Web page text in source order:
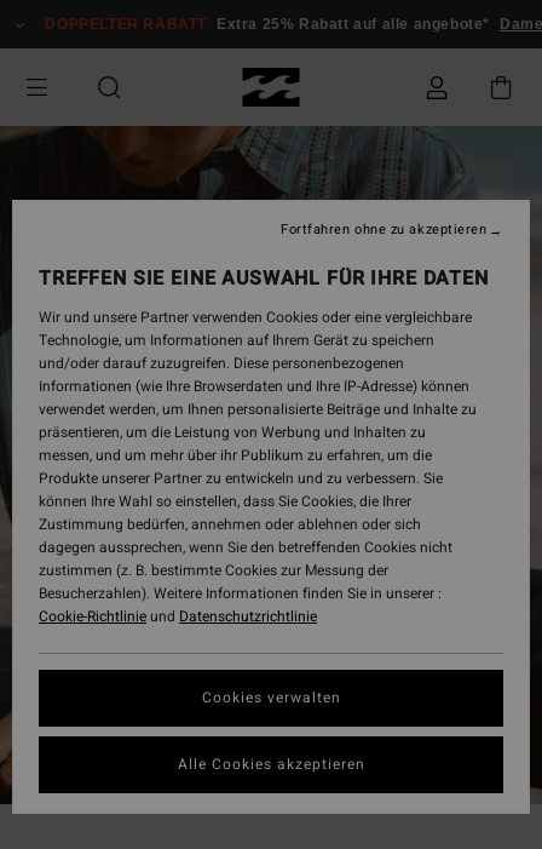
zur
springen
DOPPELTER RABATT Extra 25% Rabatt auf alle angebote* Damen
TREFFEN SIE EINE AUSWAHL FÜR IHRE DATEN
Wir und unsere Partner verwenden Cookies oder eine vergleichbare
Technologie, um Informationen auf Ihrem Gerät zu speichern
und/oder darauf zuzugreifen. Diese personenbezogenen
Informationen (wie Ihre Browserdaten und Ihre IP-Adresse) können
verwendet werden, um Ihnen personalisierte Beiträge und Inhalte zu
präsentieren, um die Leistung von Werbung und Inhalten zu
messen, und um mehr über ihr Publikum zu erfahren, um die
Produkte unserer Partner zu entwickeln und zu verbessern. Sie
können Ihre Wahl so einstellen, dass Sie Cookies, die Ihrer
Zustimmung bedürfen, annehmen oder ablehnen oder sich
dagegen aussprechen, wenn Sie den betreffenden Cookies nicht
zustimmen (z. B. bestimmte Cookies zur Messung der
Besucherzahlen). Weitere Informationen finden Sie in unserer :
Cookie-Richtlinieund Datenschutzrichtlinie
Cookies verwalten
Fortfahren ohne zu akzeptieren
Alle Cookies akzeptieren